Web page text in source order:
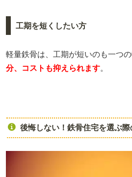
工期を短くしたい方
軽量鉄骨は、工期が短いのも一つの
分、コストも抑えられます。
後悔しない！鉄骨住宅を選ぶ際